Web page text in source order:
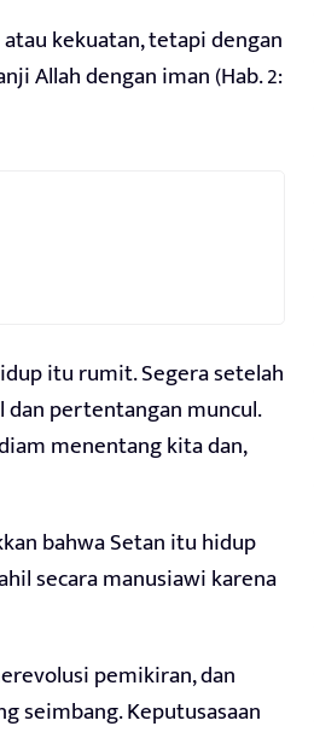
kekuatan, tetapi dengan
Allah dengan iman (Hab. 2:
itu rumit. Segera setelah
dan pertentangan muncul.
menentang kita dan,
bahwa Setan itu hidup
secara manusiawi karena
pemikiran, dan
seimbang. Keputusasaan